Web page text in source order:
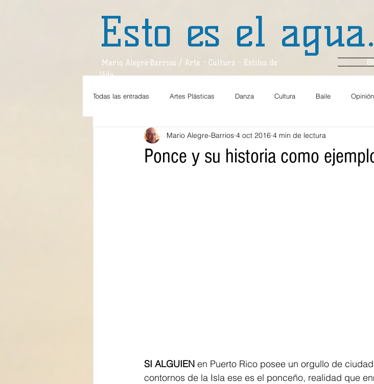
Esto es el
Mario Alegre-Barrios / Arte - Cultura - Estilos de
Vida
Todas las entradas Artes Plásticas Danza Cultura Baile Opinión
Estilos de Vida Teatro Danza y Ballet Música En Voz Alta...
Ponce y su historia como
Mario Alegre-Barrios 4 oct 2016 4 min de lectura
SI ALGUIEN en Puerto Rico posee un orgullo de
contornos de la Isla ese es el ponceño, realidad que